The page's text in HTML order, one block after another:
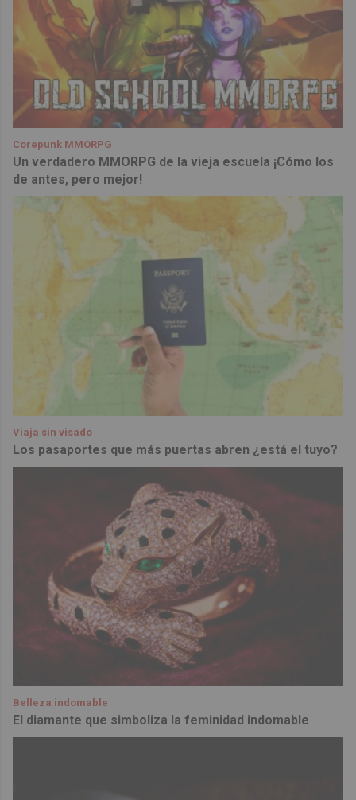
Corepunk MMORPG
Un verdadero MMORPG de la vieja escuela ¡Cómo los
de antes, pero mejor!
Viaja sin visado
Los pasaportes que más puertas abren ¿está el tuyo?
Belleza indomable
El diamante que simboliza la feminidad indomable